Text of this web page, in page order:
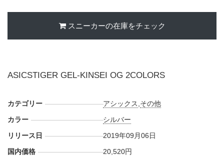
スニーカーの在庫をチェック
ASICSTIGER GEL-KINSEI OG 2COLORS
カテゴリー アシックス その他
カラー
シルバー
リリース日
2019年09月06日
国内価格
20,520円